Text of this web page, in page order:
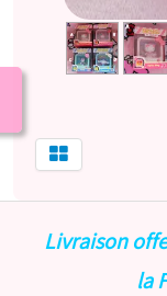
Livraison
la